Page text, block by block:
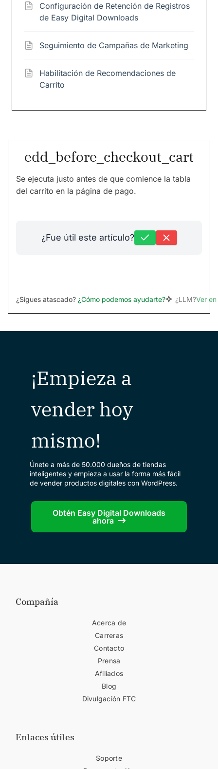
Configuración de Retención de Registros
de Easy Digital Downloads
Seguimiento de Campañas de Marketing
Habilitación de Recomendaciones de
Carrito
edd_before_checkout_cart
Se ejecuta justo antes de que comience la tabla
del carrito en la página de pago.
¿Fue útil este artículo?
¿Sigues atascado? ¿Cómo podemos ayudarte? ¿LLM?Ver
¡Empieza a
vender hoy
mismo!
Únete a más de 50.000 dueños de tiendas
inteligentes y empieza a usar la forma más fácil
de vender productos digitales con WordPress.
Obtén Easy Digital Downloads
ahora
Compañía
Acerca de
Carreras
Contacto
Prensa
Afiliados
Blog
Divulgación FTC
Enlaces útiles
Soporte